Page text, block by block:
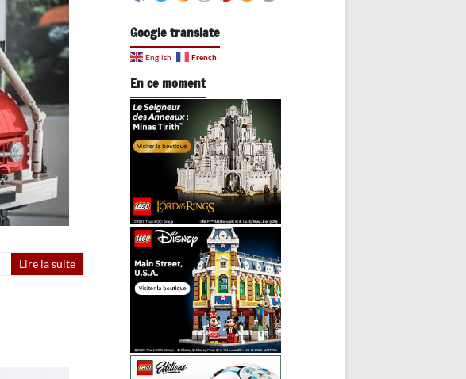
Lire la suite
Google translate
English French
En ce moment